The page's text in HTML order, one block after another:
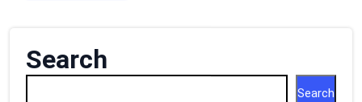
Search
Search